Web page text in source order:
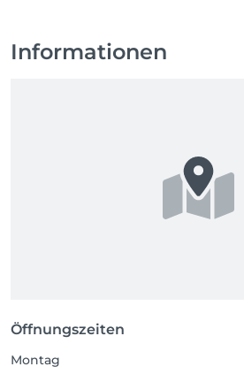
Informationen
Öffnungszeiten
Montag